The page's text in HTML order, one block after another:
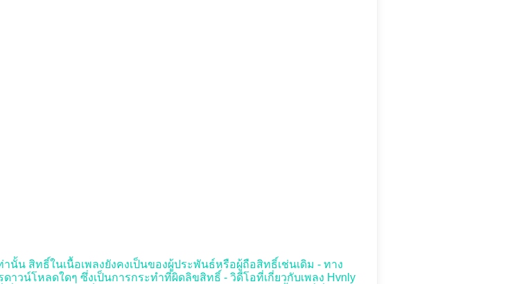
นั้น สิทธิ์ในเนื้อเพลงยังคงเป็นของผู้ประพันธ์หรือผู้ถือสิทธิ์เช่นเดิม - ทาง
าวน์โหลดใดๆ ซึ่งเป็นการกระทำที่ผิดลิขสิทธิ์ - วิดีโอที่เกี่ยวกับเพลง Hvnly